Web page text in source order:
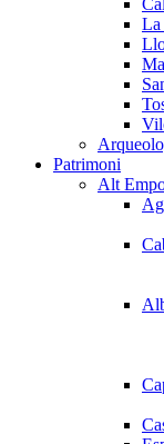
La
Patrimoni
Alt